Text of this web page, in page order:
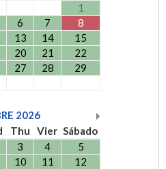
1
6 7
8
13 14
15
20 21
22
27 28
29
2026
Thu Vier Sábado
3 4
5
10 11
12